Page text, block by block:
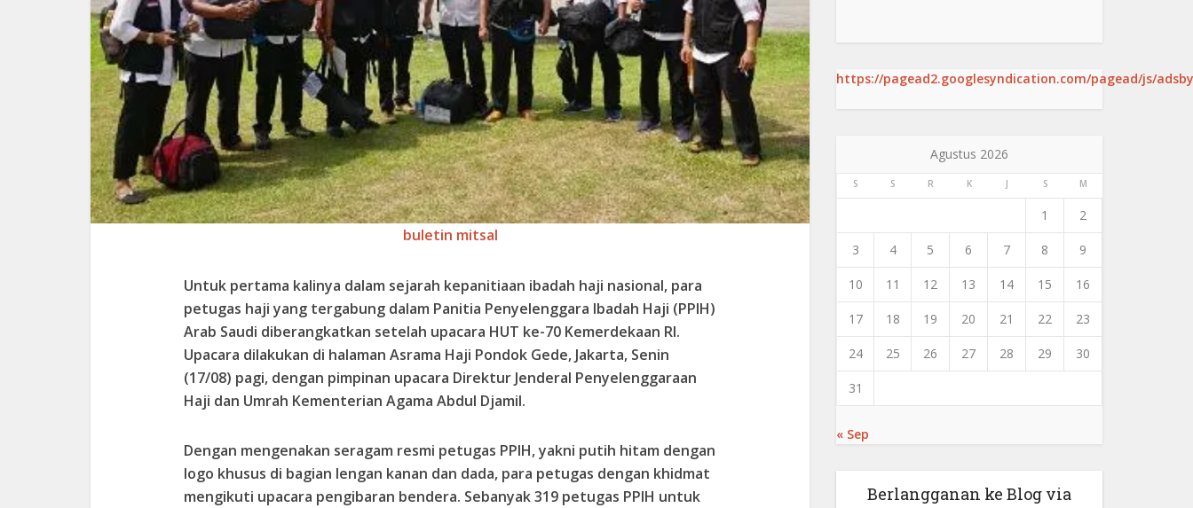
buletin mitsal
Untuk pertama kalinya dalam sejarah kepanitiaan ibadah haji nasional, para
petugas haji yang tergabung dalam Panitia Penyelenggara Ibadah Haji (PPIH)
Arab Saudi diberangkatkan setelah upacara HUT ke-70 Kemerdekaan RI.
Upacara dilakukan di halaman Asrama Haji Pondok Gede, Jakarta, Senin
(17/08) pagi, dengan pimpinan upacara Direktur Jenderal Penyelenggaraan
Haji dan Umrah Kementerian Agama Abdul Djamil.
Dengan mengenakan seragam resmi petugas PPIH, yakni putih hitam dengan
logo khusus di bagian lengan kanan dan dada, para petugas dengan khidmat
mengikuti upacara pengibaran bendera. Sebanyak 319 petugas PPIH untuk
https://pagead2.googlesyndication.com/pagead/js/
Agustus 2026
S S R K J S M
1 2
3 4 5 6 7 8 9
10 11 12 13 14 15 16
17 18 19 20 21 22 23
24 25 26 27 28 29 30
31
« Sep
Berlangganan ke Blog via